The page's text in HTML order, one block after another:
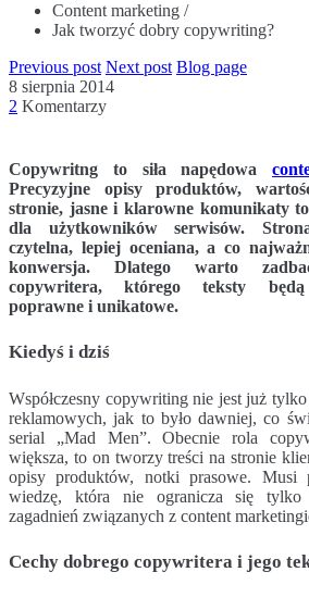
Content marketing /
Jak tworzyć dobry copywriting?
Previous post Next post Blog page
8 sierpnia 2014
2 Komentarzy
Copywritng to siła napędowa
Precyzyjne opisy produktów,
stronie, jasne i klarowne komunikaty to
dla użytkowników serwisów.
czytelna, lepiej oceniana, a co
konwersja. Dlatego warto
copywritera, którego teksty będą
poprawne i unikatowe.
Kiedyś i dziś
Współczesny copywriting nie jest już tylko
reklamowych, jak to było dawniej, co
serial „Mad Men”. Obecnie rola
większa, to on tworzy treści na stronie
opisy produktów, notki prasowe. Musi
wiedzę, która nie ogranicza się
zagadnień związanych z content
Cechy dobrego copywritera i jego